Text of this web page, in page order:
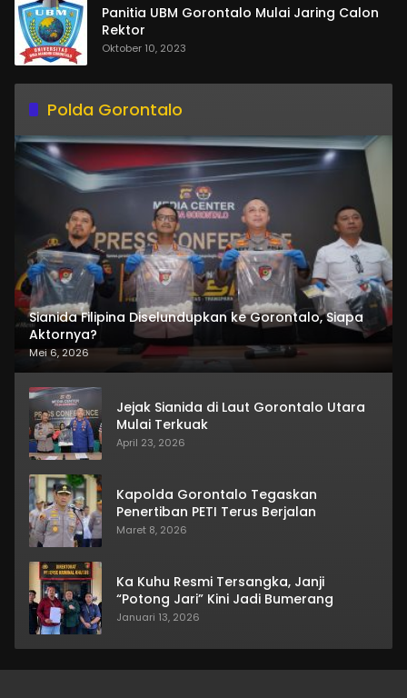
Panitia UBM Gorontalo Mulai Jaring Calon
Rektor
Oktober 10, 2023
Polda Gorontalo
Sianida Filipina Diselundupkan ke Gorontalo, Siapa
Aktornya?
Mei 6, 2026
Jejak Sianida di Laut Gorontalo Utara
Mulai Terkuak
April 23, 2026
Kapolda Gorontalo Tegaskan
Penertiban PETI Terus Berjalan
Maret 8, 2026
Ka Kuhu Resmi Tersangka, Janji
“Potong Jari” Kini Jadi Bumerang
Januari 13, 2026